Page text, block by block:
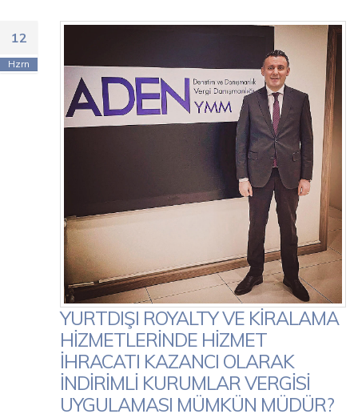
12
Hzrn
YURTDIŞI ROYALTY VE KİRALAMA
HİZMETLERİNDE HİZMET
İHRACATI KAZANCI OLARAK
İNDİRİMLİ KURUMLAR VERGİSİ
UYGULAMASI MÜMKÜN MÜDÜR?